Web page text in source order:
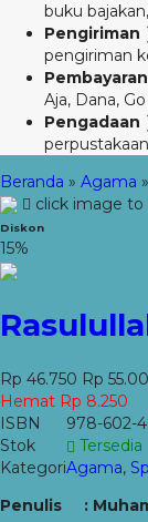
buku
Pengiriman
pengiriman
Aja, Dana,
Pengadaan
perpustakaan
Beranda » Agama »
click image to
Diskon
15%
Rp 46.750 Rp
Hemat Rp 8.250
ISBN
978-602-
Stok
Tersedia
KategoriAgama,
Penulis :